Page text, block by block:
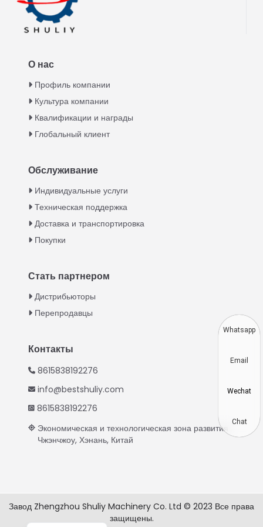
О нас
Профиль компании
Культура компании
Квалификации и награды
Глобальный клиент
Обслуживание
Индивидуальные услуги
Техническая поддержка
Доставка и транспортировка
Покупки
Стать партнером
Дистрибьюторы
Перепродавцы
Контакты
8615838192276
info@bestshuliy.com
8615838192276
Экономическая и технологическая зона развития
Чжэнчжоу, Хэнань, Китай
Завод Zhengzhou Shuliy Machinery Co. Ltd © 2023 Все права
защищены.
Portuguese
Chinese
Swahili
Urdu
Greek
Italian
Whatsapp
Email
Wechat
Chat